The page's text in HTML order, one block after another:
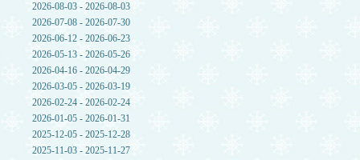
2026-08-03 - 2026-08-03
2026-07-08 - 2026-07-30
2026-06-12 - 2026-06-23
2026-05-13 - 2026-05-26
2026-04-16 - 2026-04-29
2026-03-05 - 2026-03-19
2026-02-24 - 2026-02-24
2026-01-05 - 2026-01-31
2025-12-05 - 2025-12-28
2025-11-03 - 2025-11-27